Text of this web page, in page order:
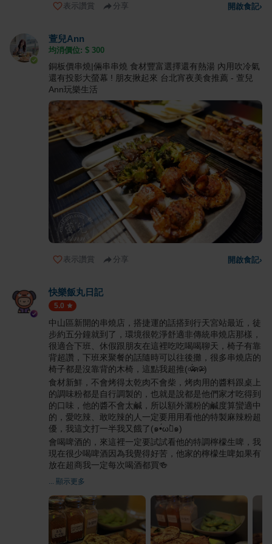
表示讚賞 分享 開啟食記›
萱兒Ann
均消價位: $ 300
銅板價串燒|倆串串燒 食材豐富選擇還有熱湯 內用吹冷氣
還有投影大螢幕 ! 朋友揪起來 台北宵夜美食推薦 - 萱兒
Ann玩樂生活
表示讚賞 分享 開啟食記›
快樂飯丸日記
5.0
中山區新開的串燒店，搭捷運的話搭到行天宮站最近，徒
步約五分鐘就到了，環境很乾淨舒適非傳統串燒店那樣，
很適合下班、休假跟朋友在這裡吃吃喝喝聊天，椅子有靠
背超讚，下班來聚餐的話隨時可以往後攤，很多串燒店的
椅子都是沒靠背的木椅，這點我超推(৹ᵒ̴̶̷᷄́ฅᵒ̴̶̷᷅৹)
食材新鮮，不會烤得太乾肉不會柴，烤肉用的醬料跟桌上
的調味粉都是自行調製的，也就是說都是他們家才吃得到
的口味，他的醬不會太鹹，所以額外灑粉的鹹度算蠻適中
的，愛吃辣、敢吃辣的人一定要用用看他的特製麻辣粉超
優，我這文打一半我又餓了(๑•́ωก̀๑)
會喝啤酒的，來這裡一定要試試看他的特調檸檬生啤，我
現在很少喝啤酒因為我覺得好苦，他家的檸檬生啤如果有
放在超商我一定每次喝酒都買🍻
... 顯示更多